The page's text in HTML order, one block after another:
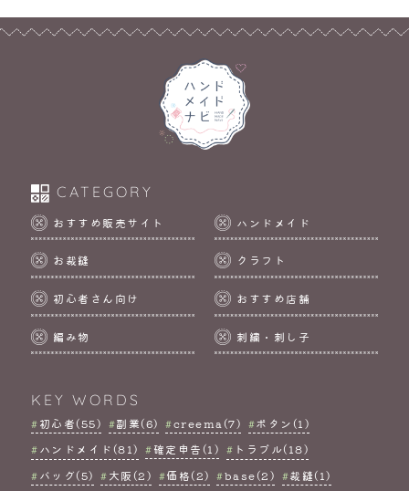
CATEGORY
おすすめ販売サイト ハンドメイド
お裁縫 クラフト
初心者さん向け おすすめ店舗
編み物 刺繍・刺し子
KEY WORDS
初心者(55) 副業(6) creema(7)
ボタン(1)
ハンドメイド(81)
確定申告(1)
トラブル(18)
バッグ(5)
大阪(2) 価格(2) base(2)
裁縫(1)